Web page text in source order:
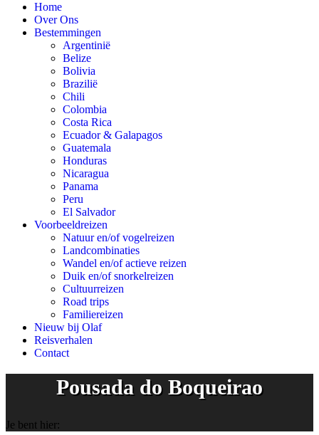
Home
Over Ons
Bestemmingen
Argentinië
Belize
Bolivia
Brazilië
Chili
Colombia
Costa Rica
Ecuador & Galapagos
Guatemala
Honduras
Nicaragua
Panama
Peru
El Salvador
Voorbeeldreizen
Natuur en/of vogelreizen
Landcombinaties
Wandel en/of actieve reizen
Duik en/of snorkelreizen
Cultuurreizen
Road trips
Familiereizen
Nieuw bij Olaf
Reisverhalen
Contact
Pousada do Boqueirao
Je bent hier: